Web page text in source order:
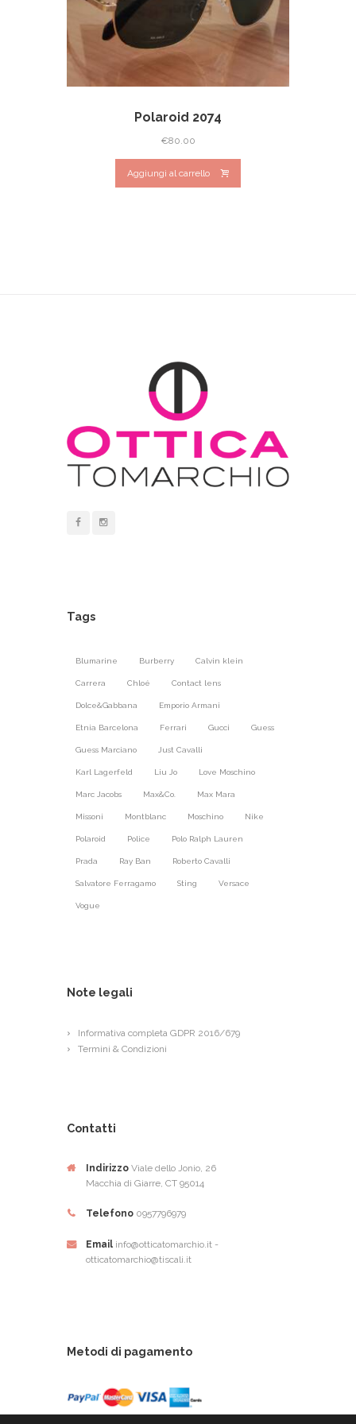
Polaroid 2074
€80.00
Aggiungi al carrello
Tags
Blumarine Burberry Calvin klein
Carrera Chloé Contact lens
Dolce&Gabbana Emporio Armani
Etnia Barcelona Ferrari Gucci Guess
Guess Marciano Just Cavalli
Karl Lagerfeld Liu Jo Love Moschino
Marc Jacobs Max&Co. Max Mara
Missoni Montblanc Moschino Nike
Polaroid Police Polo Ralph Lauren
Prada Ray Ban Roberto Cavalli
Salvatore Ferragamo Sting Versace
Vogue
Note legali
Informativa completa GDPR 2016/679
Termini & Condizioni
Contatti
Indirizzo Viale dello Jonio, 26
Macchia di Giarre, CT 95014
Telefono 0957796979
Email info@otticatomarchio.it -
otticatomarchio@tiscali.it
Metodi di pagamento